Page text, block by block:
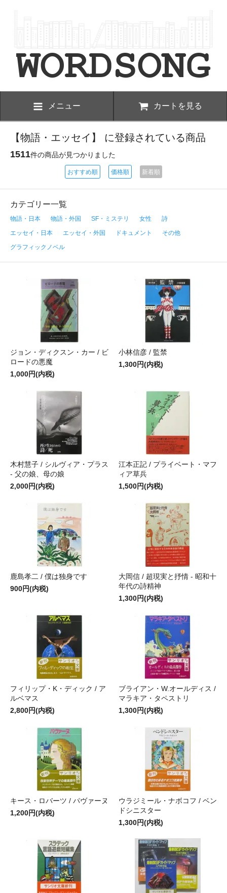
メニュー カートを見る
【物語・エッセイ】 に登録されている商品
1511件の商品が見つかりました
おすすめ順 価格順 新着順
カテゴリー一覧
物語・日本 物語・外国 SF・ミステリ 女性
詩
エッセイ・日本
エッセイ・外国 ドキュメント
その他
グラフィックノベル
ジョン・ディクスン・カー / ビ
ロードの悪魔
1,000円(内税)
小林信彦 / 監禁
1,300円(内税)
木村慧子 / シルヴィア・プラス
- 父の娘、母の娘
2,000円(内税)
江本正記 / プライベート・マフ
ィア草兵
1,500円(内税)
鹿島孝二 / 僕は独身です
900円(内税)
大岡信 / 超現実と抒情 - 昭和十
年代の詩精神
1,300円(内税)
フィリップ・K・ディック / ア
ルベマス
2,800円(内税)
ブライアン・W.オールディス /
マラキア・タペストリ
1,300円(内税)
キース・ロバーツ / パヴァーヌ
1,200円(内税)
ウラジミール・ナボコフ / ベン
ドシニスター
1,300円(内税)